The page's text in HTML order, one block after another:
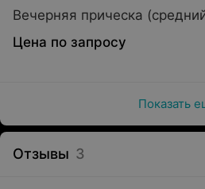
Вечерняя прическа
Цена по запросу
Показать
Отзывы 3